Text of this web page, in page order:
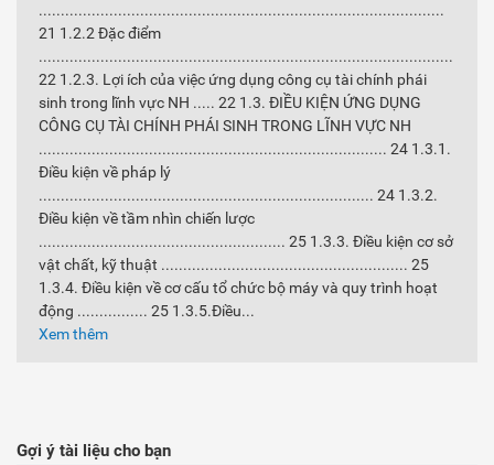
............................................................................................
21 1.2.2 Đặc điểm
..............................................................................................
22 1.2.3. Lợi ích của việc ứng dụng công cụ tài chính phái
sinh trong lĩnh vực NH ..... 22 1.3. ĐIỀU KIỆN ỨNG DỤNG
CÔNG CỤ TÀI CHÍNH PHÁI SINH TRONG LĨNH VỰC NH
............................................................................... 24 1.3.1.
Điều kiện về pháp lý
............................................................................ 24 1.3.2.
Điều kiện về tầm nhìn chiến lược
........................................................ 25 1.3.3. Điều kiện cơ sở
vật chất, kỹ thuật ........................................................ 25
1.3.4. Điều kiện về cơ cấu tổ chức bộ máy và quy trình hoạt
động ................ 25 1.3.5.Điều...
Xem thêm
Gợi ý tài liệu cho bạn